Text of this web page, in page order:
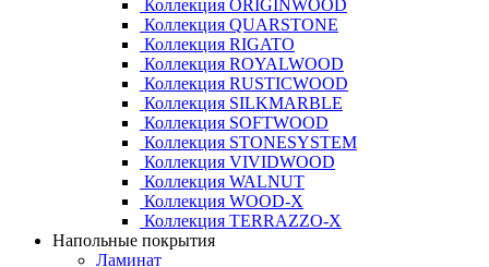
Коллекция ORIGINWOOD
Коллекция QUARSTONE
Коллекция RIGATO
Коллекция ROYALWOOD
Коллекция RUSTICWOOD
Коллекция SILKMARBLE
Коллекция SOFTWOOD
Коллекция STONESYSTEM
Коллекция VIVIDWOOD
Коллекция WALNUT
Коллекция WOOD-X
Коллекция ТЕRRАZZO-X
Напольные покрытия
Ламинат